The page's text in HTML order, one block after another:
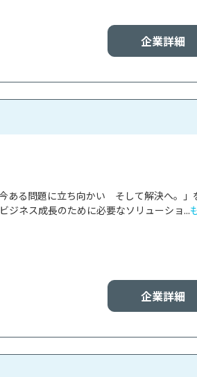
企業詳細
ある問題に立ち向かい　そして解決へ。」
ジネス成長のために必要なソリューショ...
企業詳細